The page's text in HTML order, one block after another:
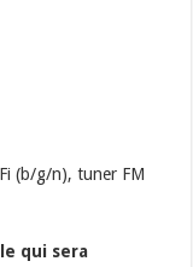
(b/g/n), tuner FM
qui sera